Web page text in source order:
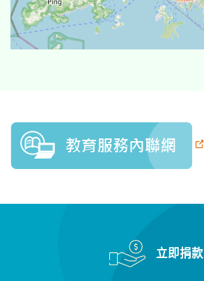
保良局蔡冠深幼稚园
保良局谭欧阳少芳纪念幼稚园
保良局鄧碧雲紀念幼稚園
保良局金卿幼稚园
立即捐款